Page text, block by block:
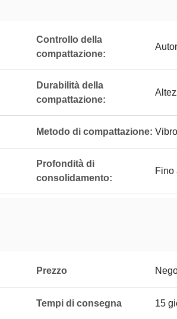
Controllo della
compattazione:
Durabilità della
compattazione:
Metodo di compattazione:
Profondità di
consolidamento:
Fino
Prezzo
Tempi di consegna 15